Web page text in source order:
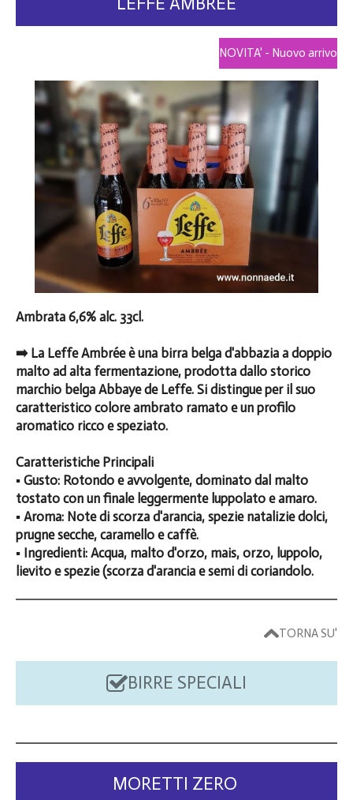
NOVITA' - Nuovo arrivo
Ambrata 6,6% alc. 33cl.
➡️ La Leffe Ambrée è una birra belga d'abbazia a doppio
malto ad alta fermentazione, prodotta dallo storico
marchio belga Abbaye de Leffe. Si distingue per il suo
caratteristico colore ambrato ramato e un profilo
aromatico ricco e speziato.
Caratteristiche Principali
▪️ Gusto: Rotondo e avvolgente, dominato dal malto
tostato con un finale leggermente luppolato e amaro.
▪️ Aroma: Note di scorza d'arancia, spezie natalizie dolci,
prugne secche, caramello e caffè.
▪️ Ingredienti: Acqua, malto d'orzo, mais, orzo, luppolo,
lievito e spezie (scorza d'arancia e semi di coriandolo.
TORNA SU'
BIRRE SPECIALI
MORETTI ZERO